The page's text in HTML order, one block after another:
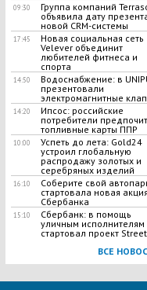
09:30
Группа компаний
объявила дату
новой CRM-системы
17:45
Новая социальная сеть
Velever объединит
любителей фитнеса и
спорта
14:50
Водоснабжение: в
презентовали
электромагнитные
14:20
Ипсос: российские
потребители
топливные карты ППР
10:00
Успеть до лета: Gold24
устроил глобальную
распродажу золотых и
серебряных изделий
16:10
Соберите свой
стартовала новая акция
Сбербанка
15:10
Сбербанк: в помощь
уличным исполнителям
стартовал проект
ВСЕ